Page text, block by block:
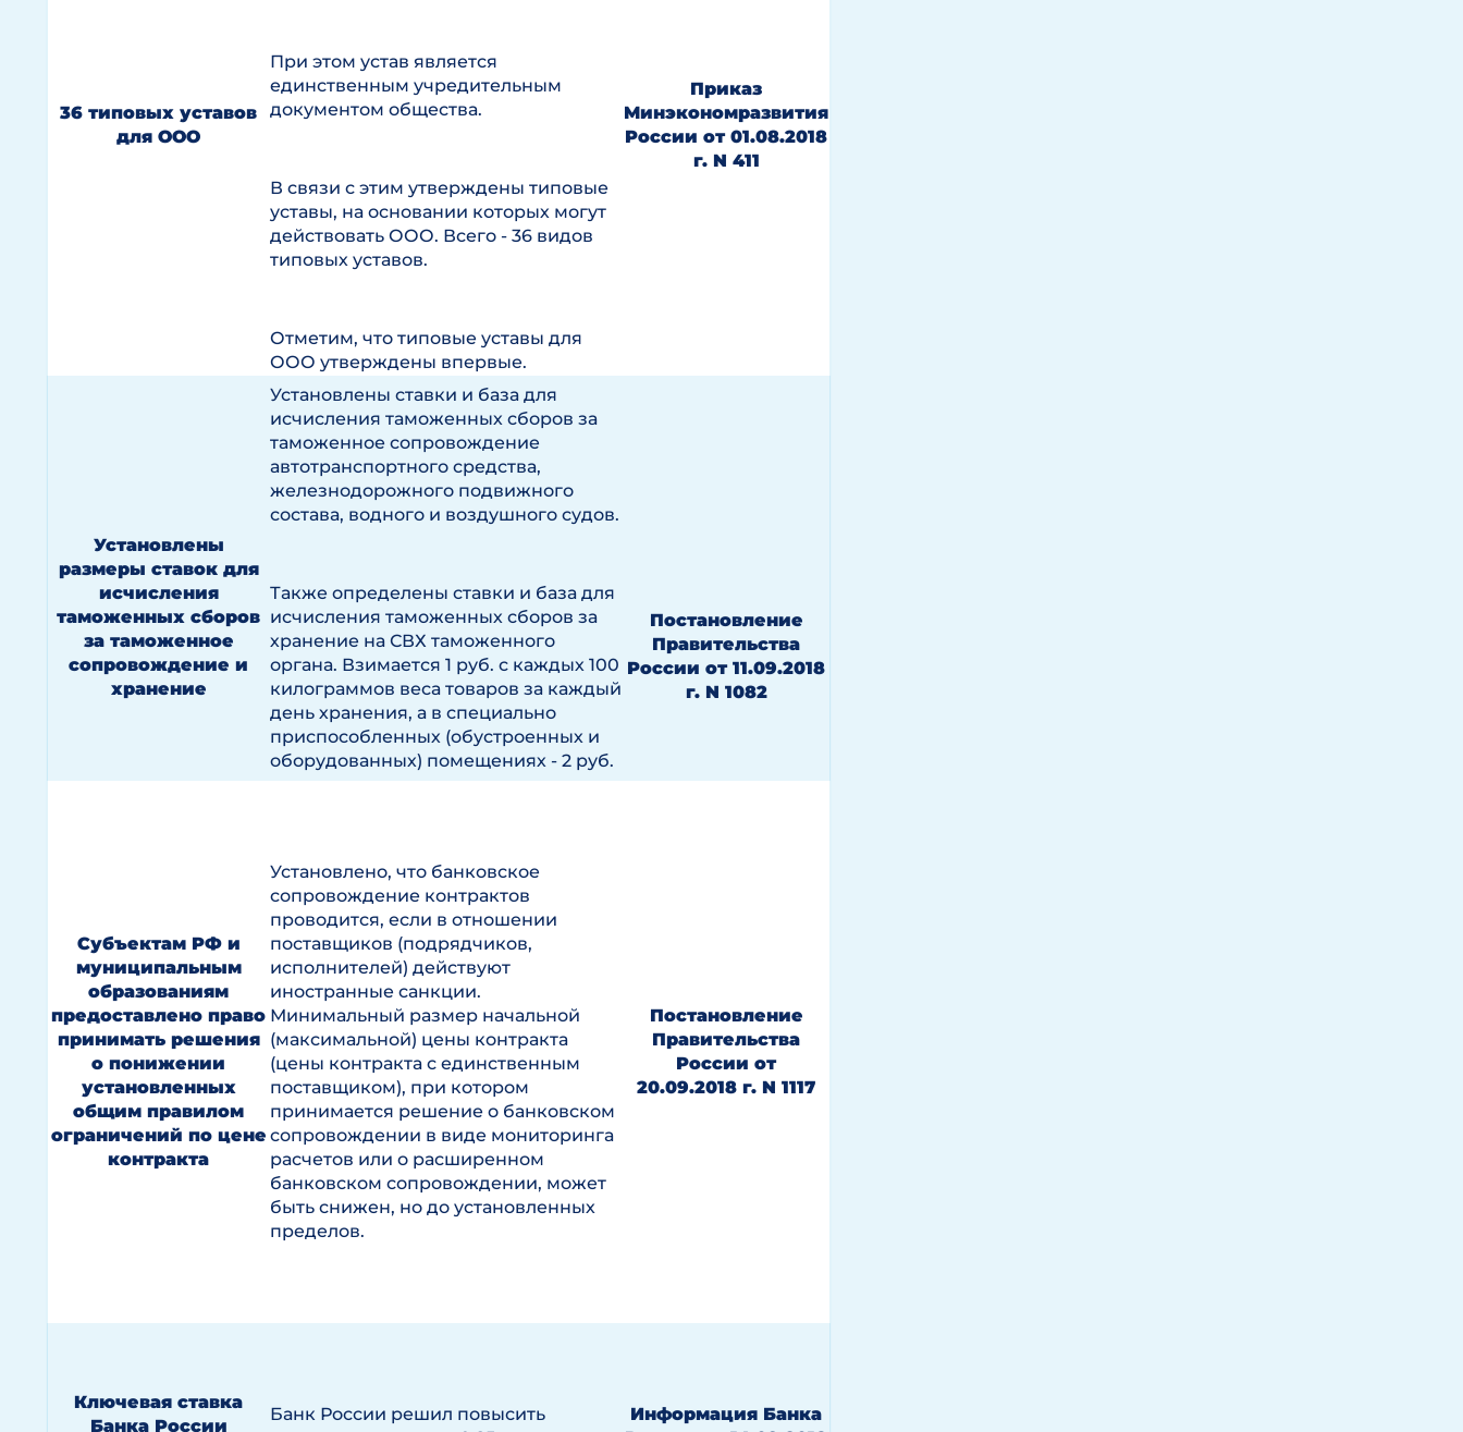
36 типовых уставов
для ООО
При этом устав является
единственным учредительным
документом общества.
В связи с этим утверждены типовые
уставы, на основании которых могут
действовать ООО. Всего - 36 видов
типовых уставов.
Отметим, что типовые уставы для
ООО утверждены впервые.
Приказ
Минэкономразвития
России от 01.08.2018
г. N 411
Установлены
размеры ставок для
исчисления
таможенных сборов
за таможенное
сопровождение и
хранение
Установлены ставки и база для
исчисления таможенных сборов за
таможенное сопровождение
автотранспортного средства,
железнодорожного подвижного
состава, водного и воздушного судов.
Также определены ставки и база для
исчисления таможенных сборов за
хранение на СВХ таможенного
органа. Взимается 1 руб. с каждых 100
килограммов веса товаров за каждый
день хранения, а в специально
приспособленных (обустроенных и
оборудованных) помещениях - 2 руб.
Постановление
Правительства
России от 11.09.2018
г. N 1082
Субъектам РФ и
муниципальным
образованиям
предоставлено право
принимать решения
о понижении
установленных
общим правилом
ограничений по цене
контракта
Установлено, что банковское
сопровождение контрактов
проводится, если в отношении
поставщиков (подрядчиков,
исполнителей) действуют
иностранные санкции.
Минимальный размер начальной
(максимальной) цены контракта
(цены контракта с единственным
поставщиком), при котором
принимается решение о банковском
сопровождении в виде мониторинга
расчетов или о расширенном
банковском сопровождении, может
быть снижен, но до установленных
пределов.
Постановление
Правительства
России от
20.09.2018 г. N 1117
Ключевая ставка
Банка России
Банк России решил повысить
Информация Банка